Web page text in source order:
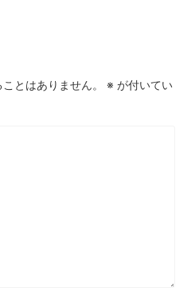
とはありません。 ※ が付いてい